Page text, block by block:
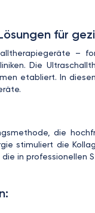
für
–
Die
etabliert. In
die
stimuliert die
in